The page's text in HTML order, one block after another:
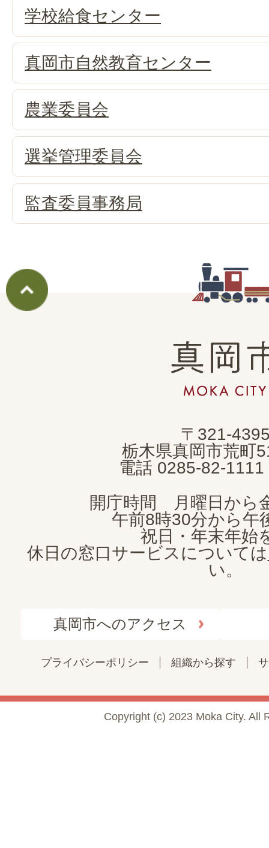
学校給食センター
真岡市自然教育センター
農業委員会
選挙管理委員会
監査委員事務局
真
岡
市
CITY
〒321-
栃木県真岡市荒町
電話 0285-82-1111
開庁時間 月曜日から
午前8時30分から午
祝日・年末年始
休日の窓口サービスについては
い。
真岡市へのアクセス
プライバシーポリシー 組織から探す
Copyright (c) 2023 Moka City. All